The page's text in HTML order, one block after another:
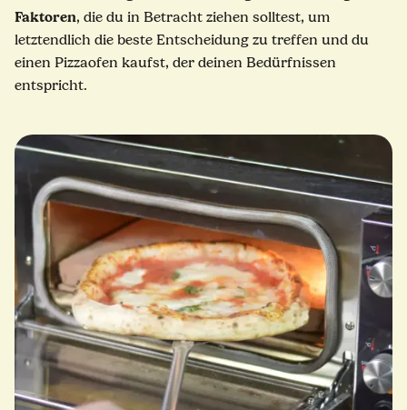
Faktoren, die du in Betracht ziehen solltest, um
letztendlich die beste Entscheidung zu treffen und du
einen Pizzaofen kaufst, der deinen Bedürfnissen
entspricht.